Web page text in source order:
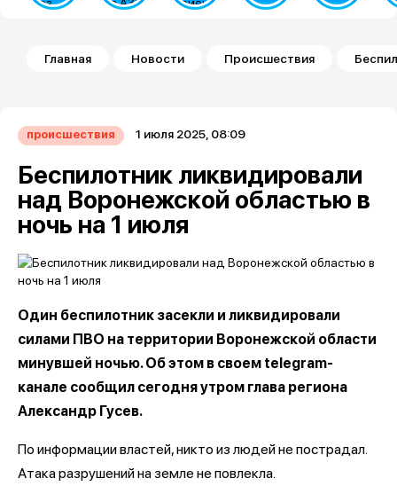
Строка навигации
Главная Новости Происшествия
происшествия 1 июля 2025, 08:09
Беспилотник ликвидировали
над Воронежской областью в
ночь на 1 июля
Один беспилотник засекли и ликвидировали
силами ПВО на территории Воронежской области
минувшей ночью. Об этом в своем telegram-
канале сообщил сегодня утром глава региона
Александр Гусев.
По информации властей, никто из людей не пострадал.
Атака разрушений на земле не повлекла.